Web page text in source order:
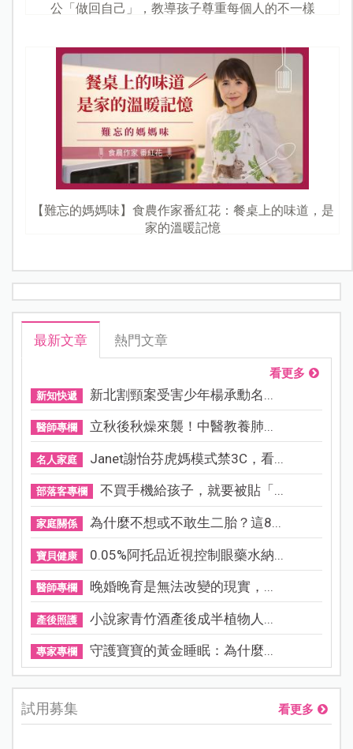
公「做回自己」，教導孩子尊重每個人的不一樣
【難忘的媽媽味】食農作家番紅花：餐桌上的味道，是
家的溫暖記憶
最新文章 熱門文章
看更多
新知快遞 新北割頸案受害少年楊承勳名...
醫師專欄 立秋後秋燥來襲！中醫教養肺...
名人家庭 Janet謝怡芬虎媽模式禁3C，看...
部落客專欄 不買手機給孩子，就要被貼「...
家庭關係 為什麼不想或不敢生二胎？這8...
寶貝健康 0.05%阿托品近視控制眼藥水納...
醫師專欄 晚婚晚育是無法改變的現實，...
產後照護 小說家青竹酒產後成半植物人...
專家專欄 守護寶寶的黃金睡眠：為什麼...
試用募集 看更多